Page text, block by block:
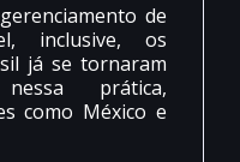
de
inclusive, os
já se tornaram
prática,
como México e